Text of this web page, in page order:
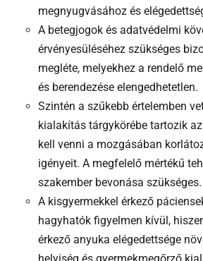
megnyugvásához és
A betegjogok és adatvédelmi
érvényesüléséhez szükséges
megléte, melyekhez a rendelő
és berendezése elengedhetetlen.
Szintén a szűkebb értelemben
kialakítás tárgykörébe tartozik
kell venni a mozgásában
igényeit. A megfelelő mértékű
szakember bevonása szükséges.
A kisgyermekkel érkező
hagyhatók figyelmen kívül,
érkező anyuka elégedettsége
helyiség és gyermekmegőrző